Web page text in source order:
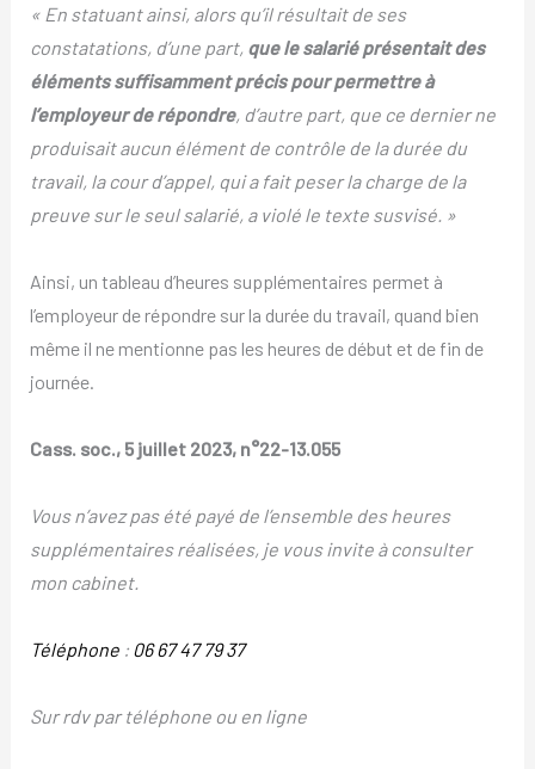
« En statuant ainsi, alors qu’il résultait de ses
constatations, d’une part, que le salarié présentait des
éléments suffisamment précis pour permettre à
l’employeur de répondre, d’autre part, que ce dernier ne
produisait aucun élément de contrôle de la durée du
travail, la cour d’appel, qui a fait peser la charge de la
preuve sur le seul salarié, a violé le texte susvisé. »
Ainsi, un tableau d’heures supplémentaires permet à
l’employeur de répondre sur la durée du travail, quand bien
même il ne mentionne pas les heures de début et de fin de
journée.
Cass. soc., 5 juillet 2023, n°22-13.055
Vous n’avez pas été payé de l’ensemble des heures
supplémentaires réalisées, je vous invite à consulter
mon cabinet.
Téléphone: 06 67 47 79 37
Sur rdv par téléphone ou en ligne